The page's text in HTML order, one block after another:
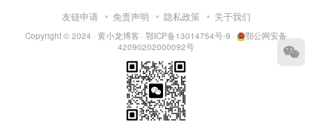
友链申请 免责声明 隐私政策 关于我们
Copyright © 2024 ·黄小龙博客 ·鄂ICP备13014754号-9 ·
鄂公网安备
42090202000092号